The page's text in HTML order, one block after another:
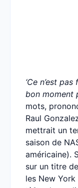
‘Ce n’est
bon moment
mots,
Raul
mettrait un
saison de
américaine).
sur un titre
les New